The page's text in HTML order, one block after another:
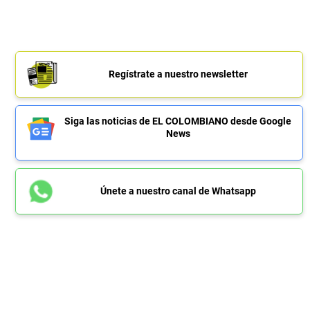
Regístrate a nuestro newsletter
Siga las noticias de EL COLOMBIANO desde Google
News
Únete a nuestro canal de Whatsapp